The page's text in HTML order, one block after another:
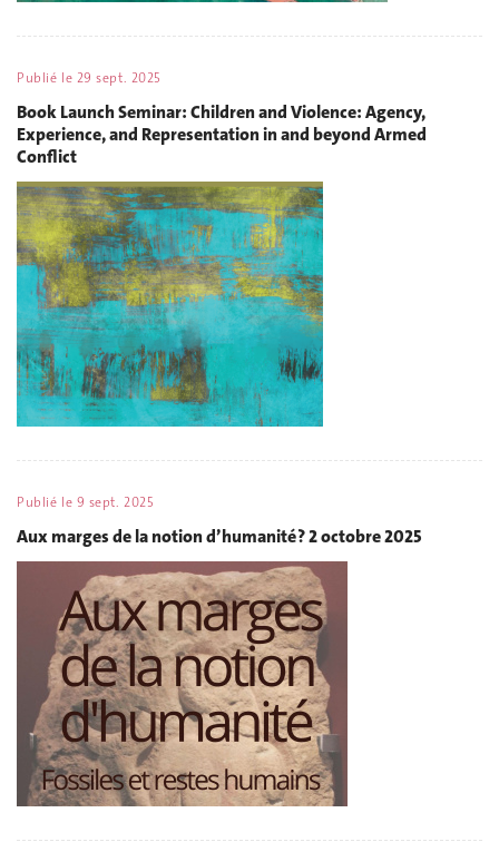
Publié le 29 sept. 2025
Book Launch Seminar: Children and Violence: Agency,
Experience, and Representation in and beyond Armed
Conflict
Publié le 9 sept. 2025
Aux marges de la notion d’humanité ? 2 octobre 2025